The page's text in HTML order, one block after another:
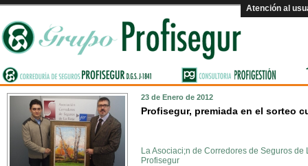
Atención al
23 de Enero de 2012
Profisegur, premiada en el sorteo
La Asociaci;n de Corredores de Seguros
Profisegur